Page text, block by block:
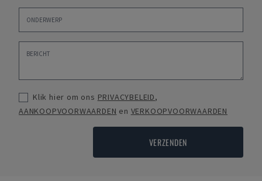
Klik hier om ons PRIVACYBELEID,
AANKOOPVOORWAARDEN en VERKOOPVOORWAARDEN
VERZENDEN